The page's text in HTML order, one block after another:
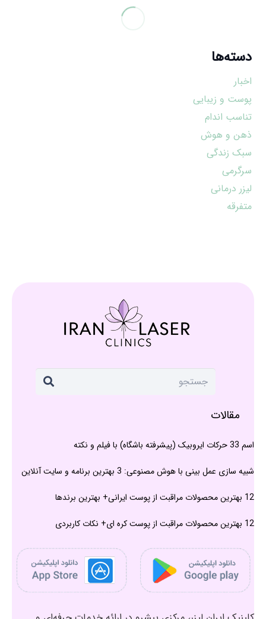
دسته‌ها
اخبار
پوست و زیبایی
تناسب اندام
ذهن و هوش
سبک زندگی
سرگرمی
لیزر درمانی
متفرقه
مقالات
اسم 33 حرکات ایروبیک (پیشرفته باشگاه) با فیلم و نکته
شبیه سازی عمل بینی با هوش مصنوعی: 3 بهترین برنامه و سایت آنلاین
12 بهترین محصولات مراقبت از پوست ایرانی+ بهترین برندها
12 بهترین محصولات مراقبت از پوست کره ای+ نکات کاربردی